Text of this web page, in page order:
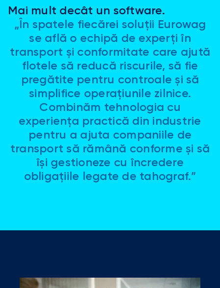
Mai mult decât un software.
„În spatele fiecărei soluții Eurowag
se află o echipă de experți în
transport și conformitate care ajută
flotele să reducă riscurile, să fie
pregătite pentru controale și să
simplifice operațiunile zilnice.
Combinăm tehnologia cu
experiența practică din industrie
pentru a ajuta companiile de
transport să rămână conforme și să
își gestioneze cu încredere
obligațiile legate de tahograf.”